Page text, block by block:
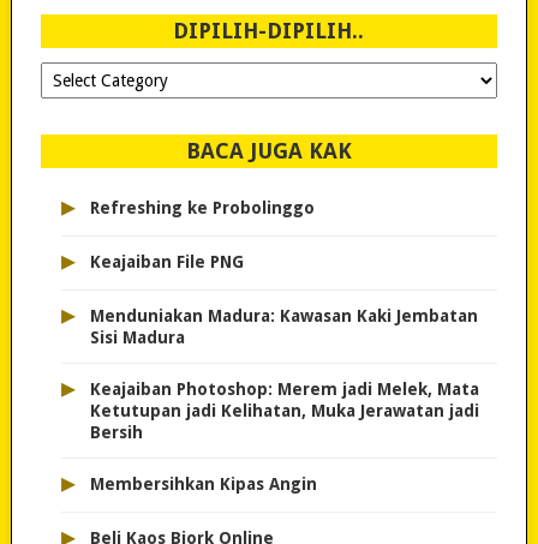
DIPILIH-DIPILIH..
Dipilih-
dipilih..
BACA JUGA KAK
▸ Refreshing ke Probolinggo
▸ Keajaiban File PNG
▸
Menduniakan Madura: Kawasan Kaki Jembatan
Sisi Madura
▸
Keajaiban Photoshop: Merem jadi Melek, Mata
Ketutupan jadi Kelihatan, Muka Jerawatan jadi
Bersih
▸ Membersihkan Kipas Angin
▸ Beli Kaos Bjork Online